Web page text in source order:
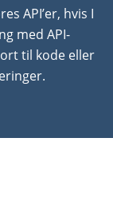
API’er, hvis I
med API-
til kode eller